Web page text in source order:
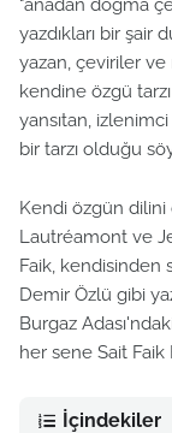
"anadan doğma
yazdıkları bir şair
yazan, çeviriler
kendine özgü tarzı
yansıtan,
bir tarzı olduğu
Kendi özgün
Lautréamont ve
Faik, kendisinden
Demir Özlü gibi
Burgaz
her sene Sait
İçindekiler